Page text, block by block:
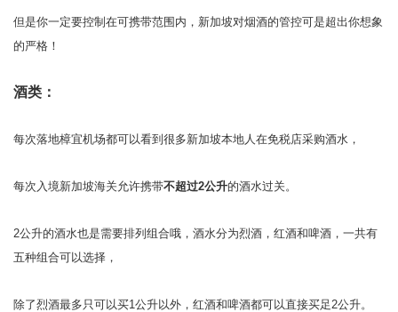
但是你一定要控制在可携带范围内，新加坡对烟酒的管控可是超出你想象
的严格！
酒类：
每次落地樟宜机场都可以看到很多新加坡本地人在免税店采购酒水，
每次入境新加坡海关允许携带不超过2公升的酒水过关。
2公升的酒水也是需要排列组合哦，酒水分为烈酒，红酒和啤酒，一共有
五种组合可以选择，
除了烈酒最多只可以买1公升以外，红酒和啤酒都可以直接买足2公升。